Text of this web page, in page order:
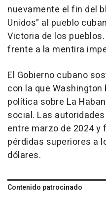
nuevamente el fin del
Unidos" al pueblo
Victoria de los
frente a la mentira
El Gobierno cubano
con la que
política sobre La
social. Las
entre marzo de 2024 y
pérdidas superiores a
dólares.
Contenido patrocinado